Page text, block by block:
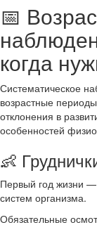
📅
когда
Систематическое
возрастные
отклонения в
особенностей
👶
Первый год жизни —
систем организма.
Обязательные